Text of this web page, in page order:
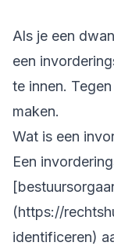
Als je een
een
te innen.
maken.
Wat is een
Een
(https://
identificeren)